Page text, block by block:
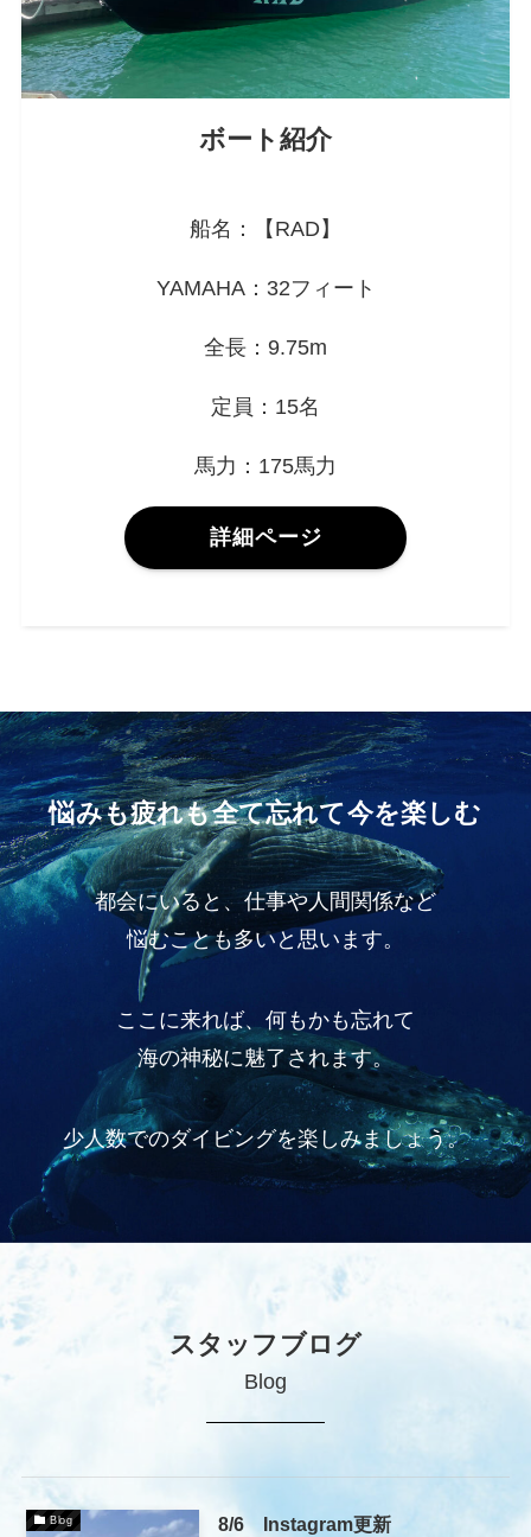
ボート紹介
船名：【RAD】
YAMAHA：32フィート
全長：9.75m
定員：15名
馬力：175馬力
詳細ページ
悩みも疲れも全て忘れて今を楽しむ
都会にいると、仕事や人間関係など
悩むことも多いと思います。
ここに来れば、何もかも忘れて
海の神秘に魅了されます。
少人数でのダイビングを楽しみましょう。
スタッフブログ
Blog
Blog 8/6 Instagram更新